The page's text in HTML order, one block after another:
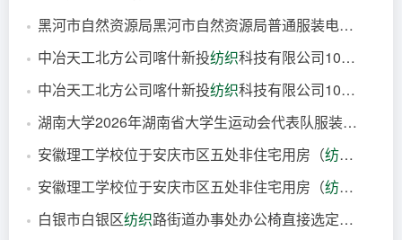
1分钟前
黑河市自然资源局黑河市自然资源局普通服装电子卖场直购履约验收公告
3分钟前
中冶天工北方公司喀什新投纺织科技有限公司100万锭纺纱（棉花产业科技示范区）项目一期二阶段工程总承包吊顶安装工程一标段中标结果公示
5分钟前
中冶天工北方公司喀什新投纺织科技有限公司100万锭纺纱（棉花产业科技示范区）项目一期二阶段工程总承包吊顶安装工程二标段中标结果公示
6分钟前
湖南大学2026年湖南省大学生运动会代表队服装分散采购结果公告
10分钟前
安徽理工学校位于安庆市区五处非住宅用房（纺织
14分钟前
安徽理工学校位于安庆市区五处非住宅用房（纺织
24分钟前
白银市白银区纺织路街道办事处办公椅直接选定采购合同